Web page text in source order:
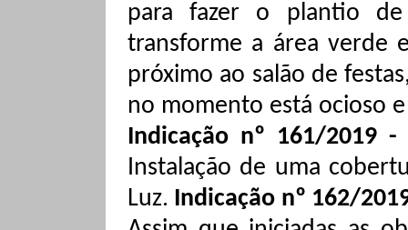
para fazer o plantio
transforme a área verde
próximo ao salão de
no momento está ocioso
Indicação nº 161/2019
Instalação de uma
Luz. Indicação nº 162/